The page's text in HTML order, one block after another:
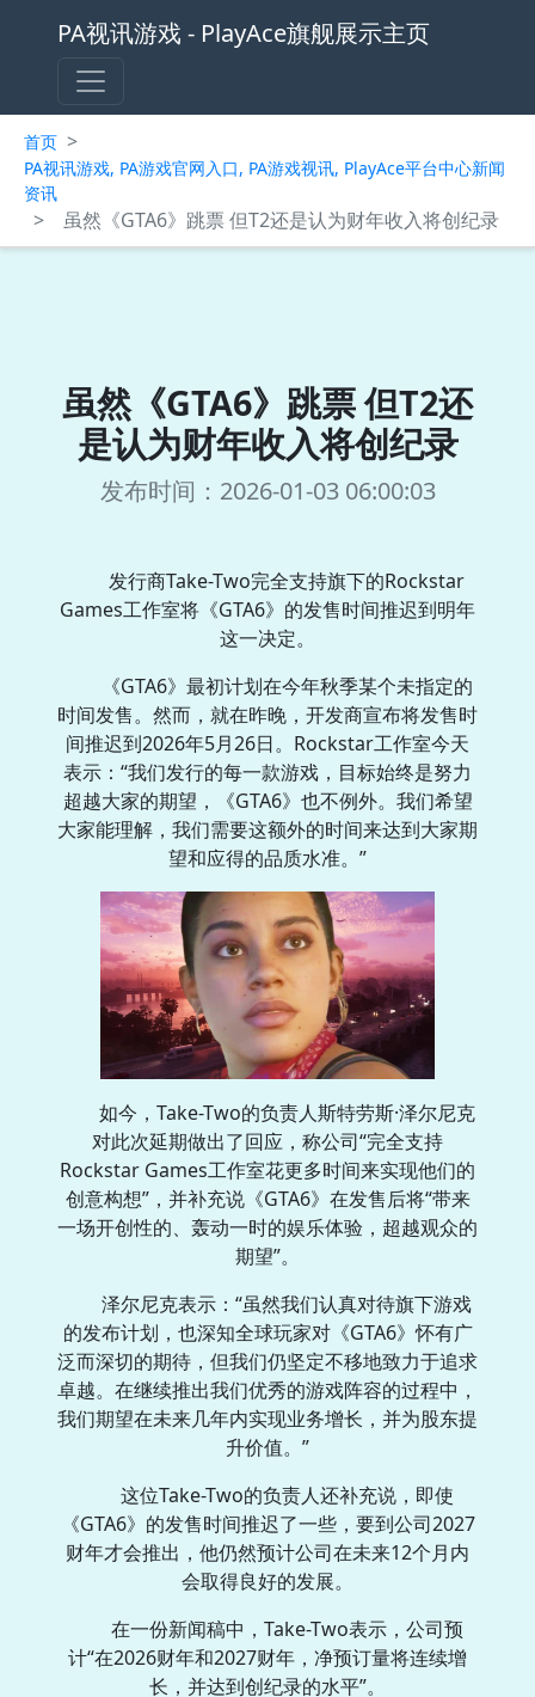
PA视讯游戏 - PlayAce旗舰展示主页
首页 >
PA视讯游戏, PA游戏官网入口, PA游戏视讯, PlayAce平台中心新闻
资讯
> 虽然《GTA6》跳票 但T2还是认为财年收入将创纪录
虽然《GTA6》跳票 但T2还
是认为财年收入将创纪录
发布时间：2026-01-03 06:00:03
发行商Take-Two完全支持旗下的Rockstar
Games工作室将《GTA6》的发售时间推迟到明年
这一决定。
《GTA6》最初计划在今年秋季某个未指定的
时间发售。然而，就在昨晚，开发商宣布将发售时
间推迟到2026年5月26日。Rockstar工作室今天
表示：“我们发行的每一款游戏，目标始终是努力
超越大家的期望，《GTA6》也不例外。我们希望
大家能理解，我们需要这额外的时间来达到大家期
望和应得的品质水准。”
如今，Take-Two的负责人斯特劳斯·泽尔尼克
对此次延期做出了回应，称公司“完全支持
Rockstar Games工作室花更多时间来实现他们的
创意构想”，并补充说《GTA6》在发售后将“带来
一场开创性的、轰动一时的娱乐体验，超越观众的
期望”。
泽尔尼克表示：“虽然我们认真对待旗下游戏
的发布计划，也深知全球玩家对《GTA6》怀有广
泛而深切的期待，但我们仍坚定不移地致力于追求
卓越。在继续推出我们优秀的游戏阵容的过程中，
我们期望在未来几年内实现业务增长，并为股东提
升价值。”
这位Take-Two的负责人还补充说，即使
《GTA6》的发售时间推迟了一些，要到公司2027
财年才会推出，他仍然预计公司在未来12个月内
会取得良好的发展。
在一份新闻稿中，Take-Two表示，公司预
计“在2026财年和2027财年，净预订量将连续增
长，并达到创纪录的水平”。